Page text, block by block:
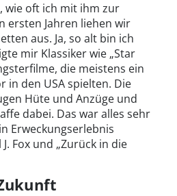
wie oft ich mit ihm zur
ersten Jahren liehen wir
aus. Ja, so alt bin ich
mir Klassiker wie „Star
die meistens ein
in den USA spielten. Die
Hüte und Anzüge und
dabei. Das war alles sehr
Erweckungserlebnis
Fox und „Zurück in die